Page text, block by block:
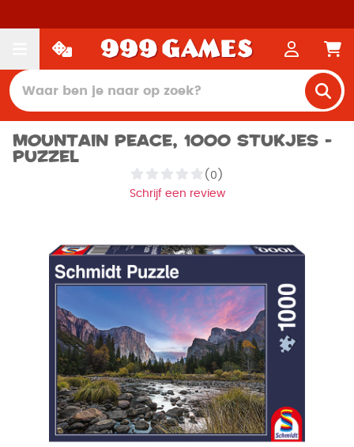
Mountain Peace, 1000 stukjes -
Puzzel
(0)
Schrijf een review